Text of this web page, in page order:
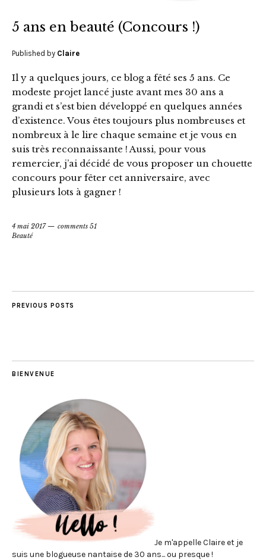
5 ans en beauté (Concours !)
Published by Claire
Il y a quelques jours, ce blog a fêté ses 5 ans. Ce
modeste projet lancé juste avant mes 30 ans a
grandi et s’est bien développé en quelques années
d’existence. Vous êtes toujours plus nombreuses et
nombreux à le lire chaque semaine et je vous en
suis très reconnaissante ! Aussi, pour vous
remercier, j’ai décidé de vous proposer un chouette
concours pour fêter cet anniversaire, avec
plusieurs lots à gagner !
4 mai 2017
comments 51
Beauté
PREVIOUS POSTS
BIENVENUE
Je m'appelle Claire et je
suis une blogueuse nantaise de 30 ans... ou presque !